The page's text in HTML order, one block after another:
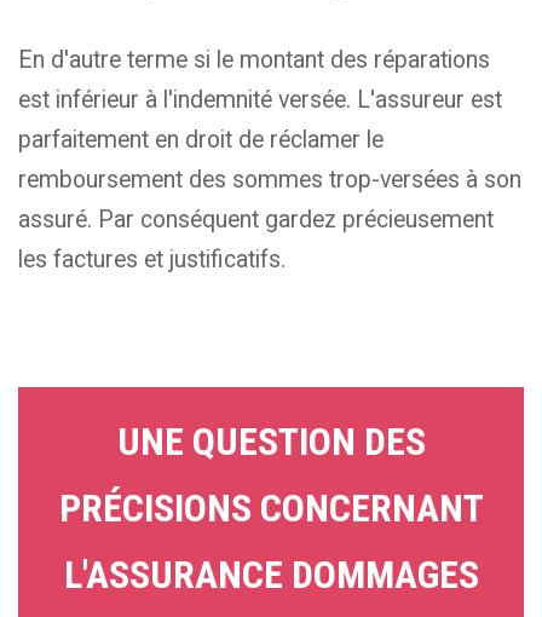
En d'autre terme si le montant des réparations
est inférieur à l'indemnité versée. L'assureur est
parfaitement en droit de réclamer le
remboursement des sommes trop-versées à son
assuré. Par conséquent gardez précieusement
les factures et justificatifs.
UNE QUESTION DES
PRÉCISIONS CONCERNANT
L'ASSURANCE DOMMAGES